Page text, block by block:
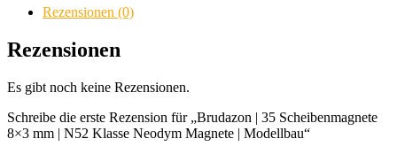
N52
Klasse
Magnete
Modellbau
Menge
Rezensionen (0)
Rezensionen
Es gibt noch keine Rezensionen.
Schreibe die erste Rezension für „Brudazon | 35 Scheibenmagnete
8×3 mm | N52 Klasse Neodym Magnete | Modellbau“